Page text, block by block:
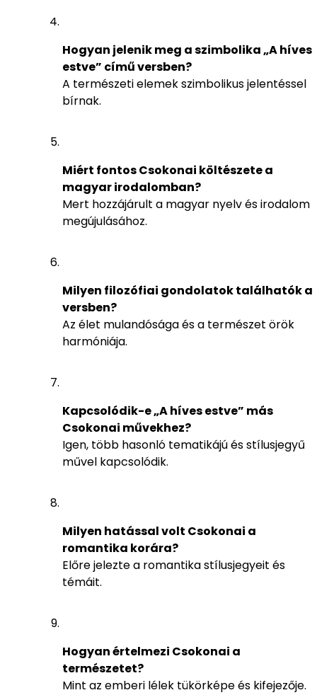
Hogyan jelenik meg a szimbolika „A híves
estve” című versben?
A természeti elemek szimbolikus jelentéssel
bírnak.
Miért fontos Csokonai költészete a
magyar irodalomban?
Mert hozzájárult a magyar nyelv és irodalom
megújulásához.
Milyen filozófiai gondolatok találhatók a
versben?
Az élet mulandósága és a természet örök
harmóniája.
Kapcsolódik-e „A híves estve” más
Csokonai művekhez?
Igen, több hasonló tematikájú és stílusjegyű
művel kapcsolódik.
Milyen hatással volt Csokonai a
romantika korára?
Előre jelezte a romantika stílusjegyeit és
témáit.
Hogyan értelmezi Csokonai a
természetet?
Mint az emberi lélek tükörképe és kifejezője.